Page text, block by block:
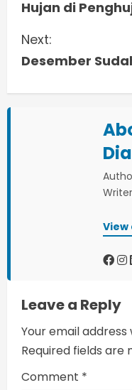
o
n
d
i
n
Hujan di
Next:
Desember
View
Leave a Reply
Your email
Required fields are
Comment *